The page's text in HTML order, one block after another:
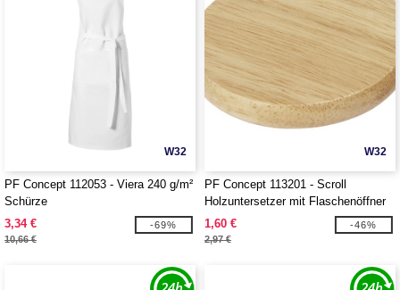
W32
PF Concept 112053 - Viera 240 g/m²
Schürze
3,34 €
10,66 €
-69%
W32
PF Concept 113201 - Scroll
Holzuntersetzer mit Flaschenöffner
1,60 €
2,97 €
-46%